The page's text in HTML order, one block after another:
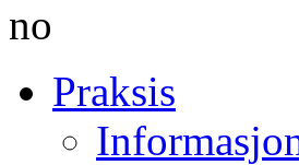
no
Praksis